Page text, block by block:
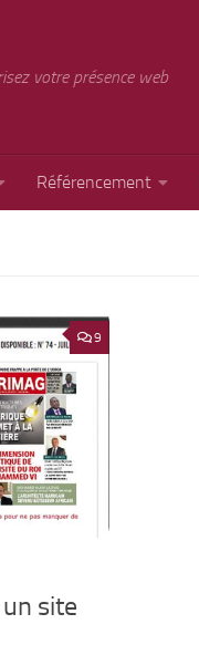
votre présence web
Référencement
9
site